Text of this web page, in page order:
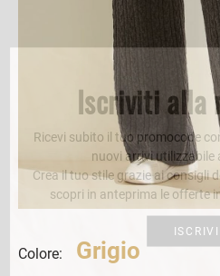
Colore: Grigio
Iscriviti alla
Ricevi subito il tuo promocode
nuovi arrivi utilizzabile
Crea il tuo stile grazie ai consigli
scopri in anteprima le offerte